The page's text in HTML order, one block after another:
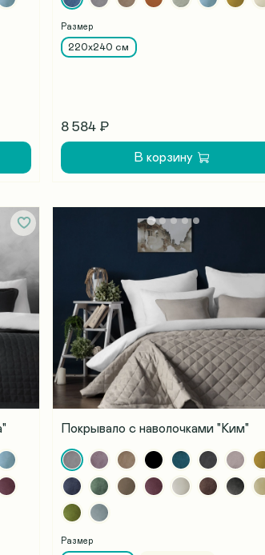
Размер
220х240 см
8 584 ₽
В корзину
Покрывало с наволочками "Ким"
Размер